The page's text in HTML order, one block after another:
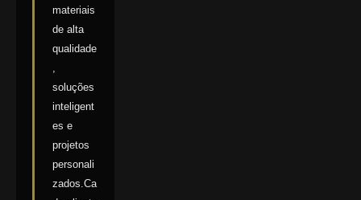
materiais
de alta
qualidade
,
soluções
inteligent
es e
projetos
personali
zados.Ca